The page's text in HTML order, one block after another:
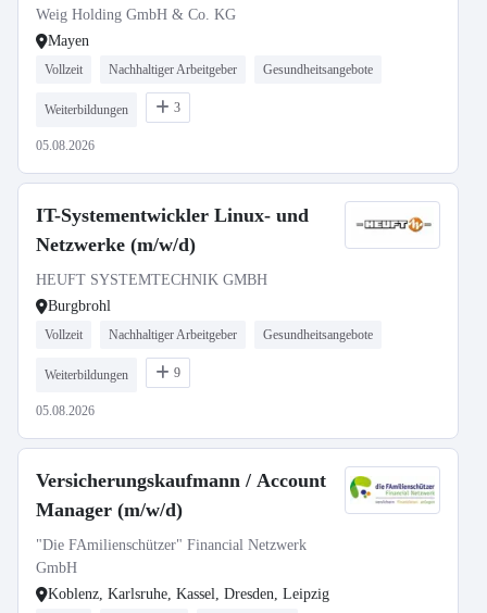
Weig Holding GmbH & Co. KG
Mayen
Vollzeit Nachhaltiger Arbeitgeber Gesundheitsangebote
Weiterbildungen 3
05.08.2026
IT-Systementwickler Linux- und
Netzwerke (m/w/d)
HEUFT SYSTEMTECHNIK GMBH
Burgbrohl
Vollzeit Nachhaltiger Arbeitgeber Gesundheitsangebote
Weiterbildungen 9
05.08.2026
Versicherungskaufmann / Account
Manager (m/w/d)
"Die FAmilienschützer" Financial Netzwerk
GmbH
Koblenz, Karlsruhe, Kassel, Dresden, Leipzig